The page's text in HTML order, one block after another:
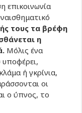
επικοινωνία
τους τα βρέφη
η
Μόλις ένα
ή γκρίνια,
οι
ο ύπνος, το